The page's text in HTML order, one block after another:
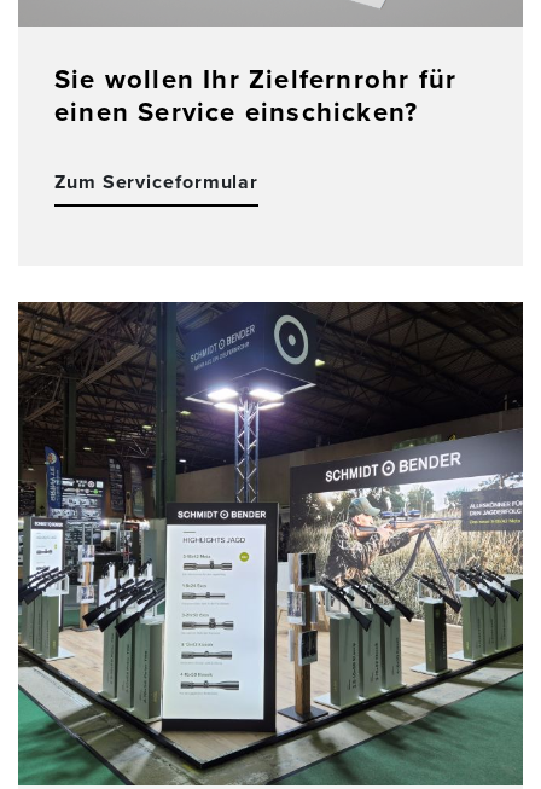
Sie wollen Ihr Zielfernrohr für
einen Service einschicken?
Zum Serviceformular